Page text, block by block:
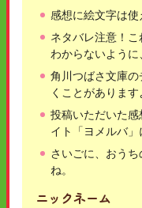
感想に絵文字は使
ネタバレ注意！
わからないように
角川つばさ文庫
くことがあります
投稿いただいた感
イト「ヨメルバ」
さいごに、おう
ね。
ニックネーム